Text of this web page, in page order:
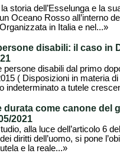
storia dell’Esselunga e la
Oceano Rosso all’interno
in Italia e nel...»
disabili: il caso in
persone disabili dal primo
( Disposizioni in materia
indeterminato a tutele
durata come canone del
2021
alla luce dell’articolo 6
diritti dell’uomo, si pone
e la reale...»